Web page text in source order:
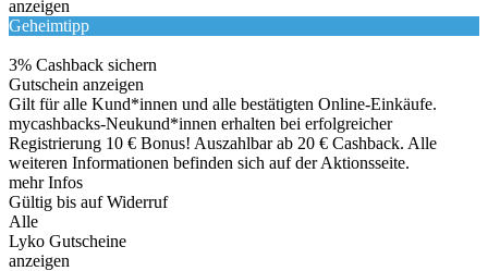
anzeigen
Geheimtipp
3% Cashback sichern
Gutschein anzeigen
Gilt für alle Kund*innen und alle bestätigten Online-Einkäufe.
mycashbacks-Neukund*innen erhalten bei erfolgreicher
Registrierung 10 € Bonus! Auszahlbar ab 20 € Cashback. Alle
weiteren Informationen befinden sich auf der Aktionsseite.
mehr Infos
Gültig bis auf Widerruf
Alle
Lyko Gutscheine
anzeigen